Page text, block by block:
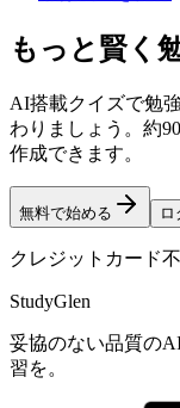
もっと賢く
AI搭載クイズで勉
わりましょう。約
作成できます。
無料で始める ロ
クレジットカード
StudyGlen
妥協のない品質の
習を。